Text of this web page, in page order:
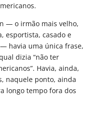
— o irmão mais velho,
esportista, casado e
havia uma única frase,
dizia “não ter
Havia, ainda,
naquele ponto, ainda
longo tempo fora dos